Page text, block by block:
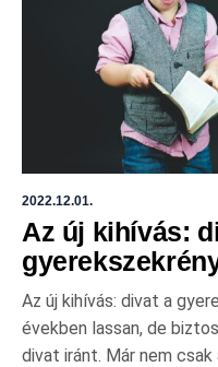
2022.12.01.
Az új kihívás:
Az új kihívás: divat a
években lassan, de
divat iránt. Már nem